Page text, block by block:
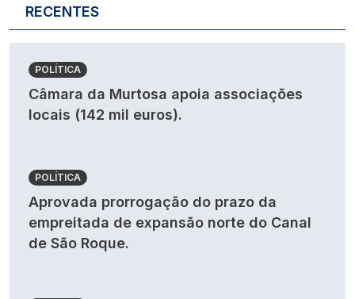
RECENTES
POLÍTICA
Câmara da Murtosa apoia associações
locais (142 mil euros).
POLÍTICA
Aprovada prorrogação do prazo da
empreitada de expansão norte do Canal
de São Roque.